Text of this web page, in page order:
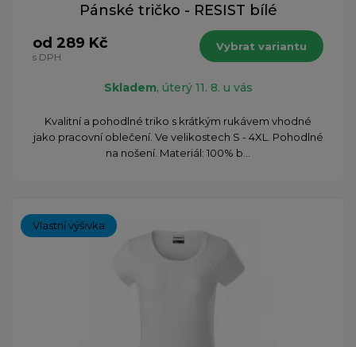
Pánské tričko - RESIST bílé
od 289 Kč
s DPH
Vybrat variantu
Skladem, úterý 11. 8. u vás
Kvalitní a pohodlné triko s krátkým rukávem vhodné
jako pracovní oblečení. Ve velikostech S - 4XL. Pohodlné
na nošení. Materiál: 100% b...
Vlastní výšivka